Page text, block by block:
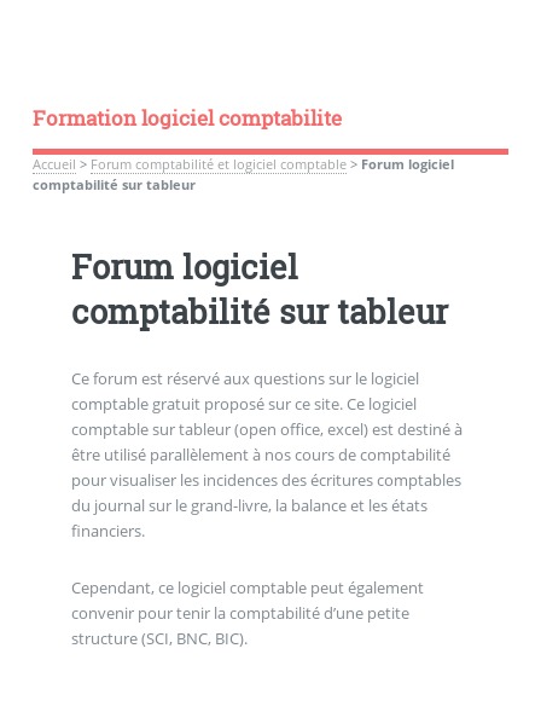
Formation logiciel comptabilite
Accueil > Forum comptabilité et logiciel comptable> Forum logiciel
comptabilité sur tableur
Forum logiciel
comptabilité sur tableur
Ce forum est réservé aux questions sur le logiciel
comptable gratuit proposé sur ce site. Ce logiciel
comptable sur tableur (open office, excel) est destiné à
être utilisé parallèlement à nos cours de comptabilité
pour visualiser les incidences des écritures comptables
du journal sur le grand-livre, la balance et les états
financiers.
Cependant, ce logiciel comptable peut également
convenir pour tenir la comptabilité d’une petite
structure (SCI, BNC, BIC).